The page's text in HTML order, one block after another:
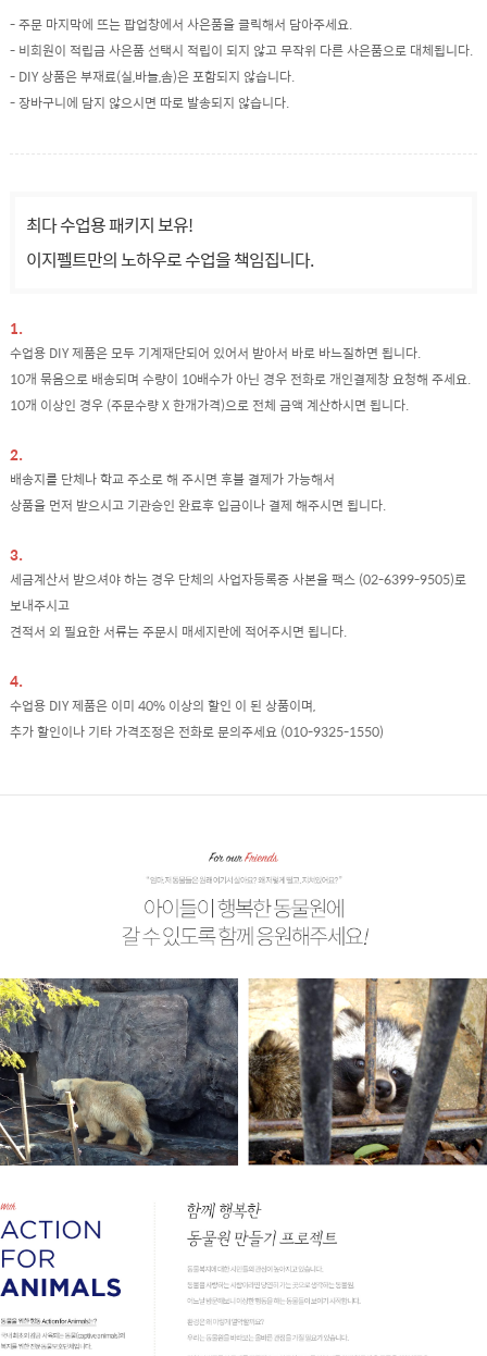
- 주문 마지막에 뜨는 팝업창에서 사은품을 클릭해서 담아주세요.
- 비회원이 적립금 사은품 선택시 적립이 되지 않고 무작위 다른 사은품으로 대체됩니다.
- DIY 상품은 부재료(실,바늘,솜)은 포함되지 않습니다.
- 장바구니에 담지 않으시면 따로 발송되지 않습니다.
최다 수업용 패키지 보유!
이지펠트만의 노하우로 수업을 책임집니다.
1.
수업용 DIY 제품은 모두 기계재단되어 있어서 받아서 바로 바느질하면 됩니다.
10개 묶음으로 배송되며 수량이 10배수가 아닌 경우 전화로 개인결제창 요청해 주세요.
10개 이상인 경우 (주문수량 X 한개가격)으로 전체 금액 계산하시면 됩니다.
2.
배송지를 단체나 학교 주소로 해 주시면 후불 결제가 가능해서
상품을 먼저 받으시고 기관승인 완료후 입금이나 결제 해주시면 됩니다.
3.
세금계산서 받으셔야 하는 경우 단체의 사업자등록증 사본을 팩스 (02-6399-9505)로
보내주시고
견적서 외 필요한 서류는 주문시 매세지란에 적어주시면 됩니다.
4.
수업용 DIY 제품은 이미 40% 이상의 할인 이 된 상품이며,
추가 할인이나 기타 가격조정은 전화로 문의주세요 (010-9325-1550)